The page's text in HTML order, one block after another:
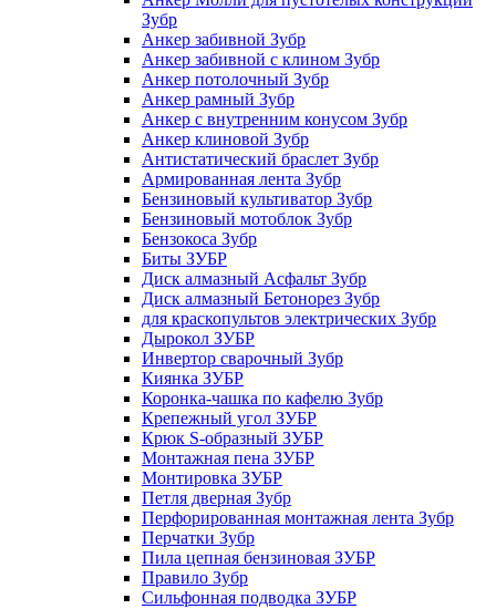
Зубр
Анкер забивной Зубр
Анкер забивной с клином Зубр
Анкер потолочный Зубр
Анкер рамный Зубр
Анкер с внутренним конусом Зубр
Анкер клиновой Зубр
Антистатический браслет Зубр
Армированная лента Зубр
Бензиновый культиватор Зубр
Бензиновый мотоблок Зубр
Бензокоса Зубр
Биты ЗУБР
Диск алмазный Асфальт Зубр
Диск алмазный Бетонорез Зубр
для краскопультов электрических Зубр
Дырокол ЗУБР
Инвертор сварочный Зубр
Киянка ЗУБР
Коронка-чашка по кафелю Зубр
Крепежный угол ЗУБР
Крюк S-образный ЗУБР
Монтажная пена ЗУБР
Монтировка ЗУБР
Петля дверная Зубр
Перфорированная монтажная лента Зубр
Перчатки Зубр
Пила цепная бензиновая ЗУБР
Правило Зубр
Сильфонная подводка ЗУБР